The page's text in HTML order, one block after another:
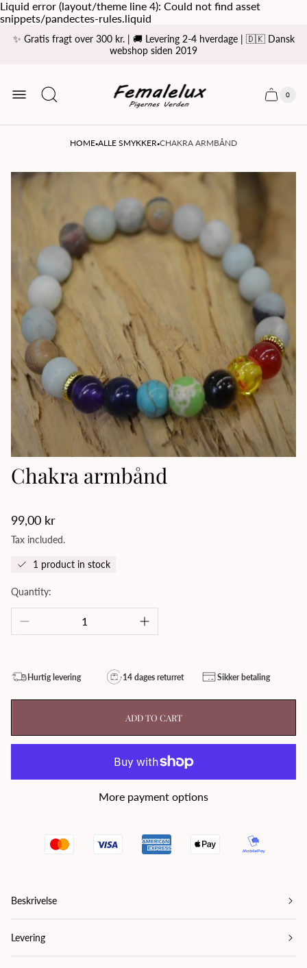
Liquid error (layout/theme line 4): Could not find asset
snippets/pandectes-rules.liquid
✨ Gratis fragt over 300 kr. | 🚚 Levering 2-4 hverdage | 🇩🇰 Dansk
webshop siden 2019
logo
Cart
Cart
0
HOME·ALLE SMYKKER·CHAKRA ARMBÅND
Chakra armbånd
Regular
price
99,00 kr
Tax included.
1 product in stock
Quantity:
Hurtig levering 14 dages returret Sikker betaling
ADD TO CART
More payment options
Beskrivelse
Levering